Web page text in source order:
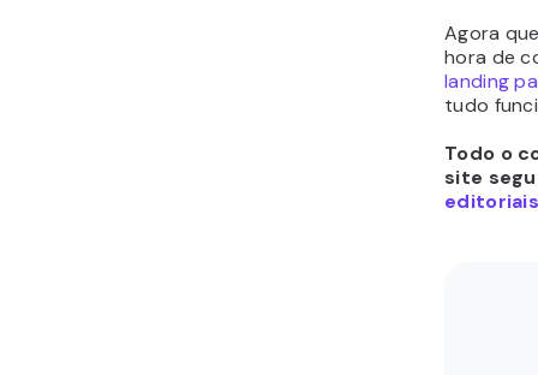
Agora
hora de
landing
tudo
Todo o
site